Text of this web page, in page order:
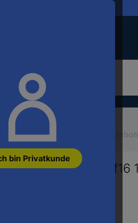
bin Privatkunde
Gewindeschneider
metrisch fein Mf16